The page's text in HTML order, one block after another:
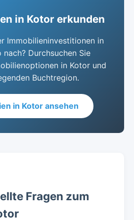
in Kotor erkunden
Immobilieninvestitionen in
nach? Durchsuchen Sie
in Kotor und
Buchtregion.
in Kotor ansehen
Fragen zum